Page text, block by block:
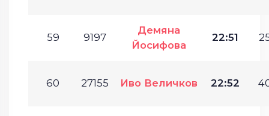
59 9197
Демяна
Йосифова
22:51
60 27155 Иво Величков 22:52